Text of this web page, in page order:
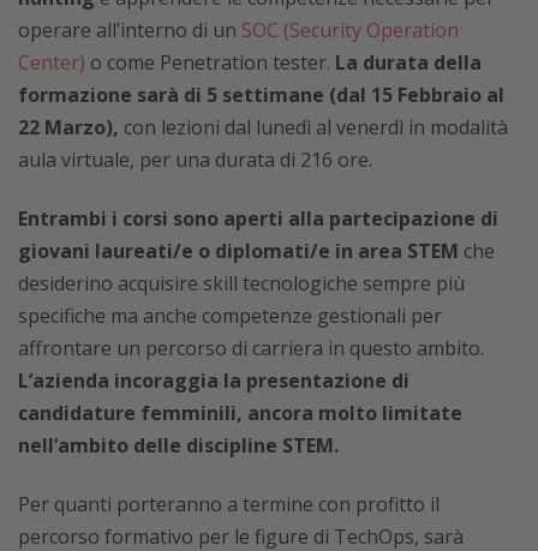
operare all’interno di un SOC (Security Operation
Center) o come Penetration tester. La durata della
formazione sarà di 5 settimane (dal 15 Febbraio al
22 Marzo), con lezioni dal lunedì al venerdì in modalità
aula virtuale, per una durata di 216 ore.
Entrambi i corsi sono aperti alla partecipazione di
giovani laureati/e o diplomati/e in area STEM che
desiderino acquisire skill tecnologiche sempre più
specifiche ma anche competenze gestionali per
affrontare un percorso di carriera in questo ambito.
L’azienda incoraggia la presentazione di
candidature femminili, ancora molto limitate
nell’ambito delle discipline STEM.
Per quanti porteranno a termine con profitto il
percorso formativo per le figure di TechOps, sarà